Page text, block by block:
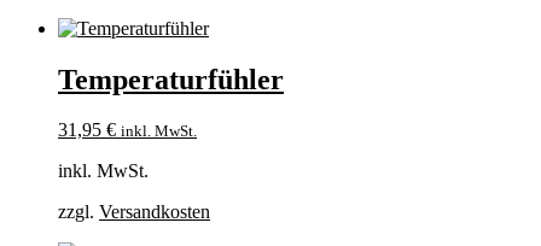
Temperaturfühler
31,95 € inkl. MwSt.
inkl. MwSt.
zzgl. Versandkosten